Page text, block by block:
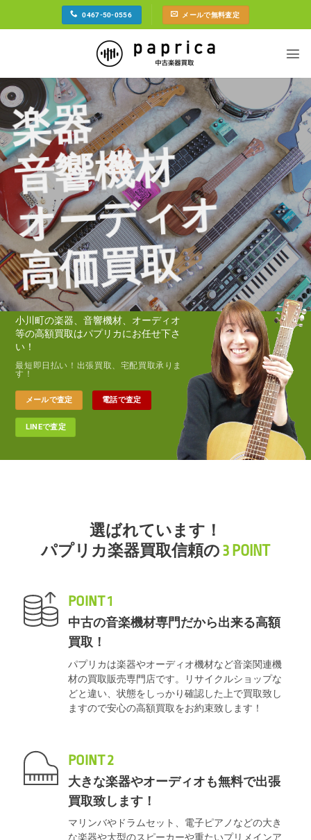
0467-50-0556 メールで無料査定
楽器
音響機材
オーディオ
高価買取
小川町の楽器、音響機材、オーディオ
等の高額買取はパプリカにお任せ下さ
い！
最短即日払い！出張買取、宅配買取承りま
す！
メールで査定 電話で査定
LINEで査定
選ばれています！
パプリカ楽器買取信頼の 3 POINT
POINT 1
中古の音楽機材専門だから出来る高額
買取！
パプリカは楽器やオーディオ機材など音楽関連機
材の買取販売専門店です。リサイクルショップな
どと違い、状態をしっかり確認した上で買取致し
ますので安心の高額買取をお約束致します！
POINT 2
大きな楽器やオーディオも無料で出張
買取致します！
マリンバやドラムセット、電子ピアノなどの大き
な楽器や大型のスピーカーや重たいプリメインア